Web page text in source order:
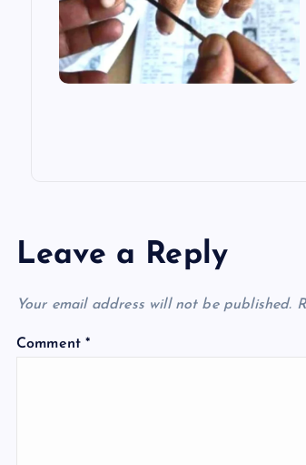
Leave a Reply
Your email address will not be published.
Comment*